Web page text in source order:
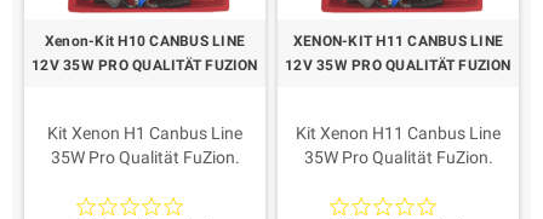
Xenon-Kit H10 CANBUS LINE
12V 35W PRO QUALITÄT FUZION
Kit Xenon H1 Canbus Line
35W Pro Qualität FuZion.
den jüngsten europäischen
XENON-KIT H11 CANBUS LINE
12V 35W PRO QUALITÄT FUZION
Kit Xenon H11 Canbus Line
35W Pro Qualität FuZion.
den jüngsten europäischen